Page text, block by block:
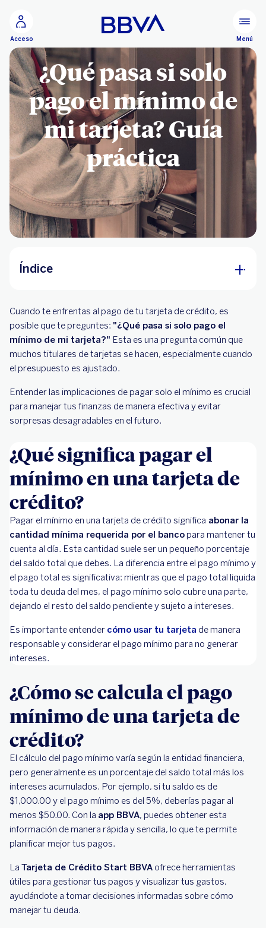
Acceso Menú
¿Qué pasa si solo
pago el mínimo de
mi tarjeta? Guía
práctica
Índice
de crédito?
¿Cómo se calcula el pago mínimo de una
tarjeta de crédito?
¿Cuántos intereses se generan si solo pagas el
mínimo?
¿Por qué no es recomendable pagar solo el
mínimo?
Cuando te enfrentas al pago de tu tarjeta de crédito, es
posible que te preguntes: "¿Qué pasa si solo pago el
mínimo de mi tarjeta?" Esta es una pregunta común que
muchos titulares de tarjetas se hacen, especialmente cuando
el presupuesto es ajustado.
Entender las implicaciones de pagar solo el mínimo es crucial
para manejar tus finanzas de manera efectiva y evitar
sorpresas desagradables en el futuro.
¿Qué significa pagar el
mínimo en una tarjeta de
crédito?
Pagar el mínimo en una tarjeta de crédito significa abonar la
cantidad mínima requerida por el bancopara mantener tu
cuenta al día. Esta cantidad suele ser un pequeño porcentaje
del saldo total que debes. La diferencia entre el pago mínimo y
el pago total es significativa: mientras que el pago total liquida
toda tu deuda del mes, el pago mínimo solo cubre una parte,
dejando el resto del saldo pendiente y sujeto a intereses.
Es importante entender cómo usar tu tarjeta de manera
responsable y considerar el pago mínimo para no generar
intereses.
¿Cómo se calcula el pago
mínimo de una tarjeta de
crédito?
El cálculo del pago mínimo varía según la entidad financiera,
pero generalmente es un porcentaje del saldo total más los
intereses acumulados. Por ejemplo, si tu saldo es de
$1,000.00 y el pago mínimo es del 5%, deberías pagar al
menos $50.00. Con la app BBVA, puedes obtener esta
información de manera rápida y sencilla, lo que te permite
planificar mejor tus pagos.
La Tarjeta de Crédito Start BBVA ofrece herramientas
útiles para gestionar tus pagos y visualizar tus gastos,
ayudándote a tomar decisiones informadas sobre cómo
manejar tu deuda.